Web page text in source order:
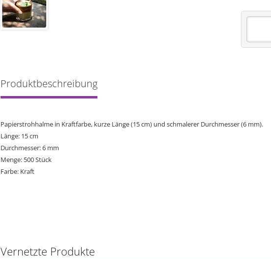
Produktbeschreibung
Papierstrohhalme in Kraftfarbe, kurze Länge (15 cm) und schmalerer Durchmesser (6 mm).
Länge: 15 cm
Durchmesser: 6 mm
Menge: 500 Stück
Farbe: Kraft
Vernetzte Produkte